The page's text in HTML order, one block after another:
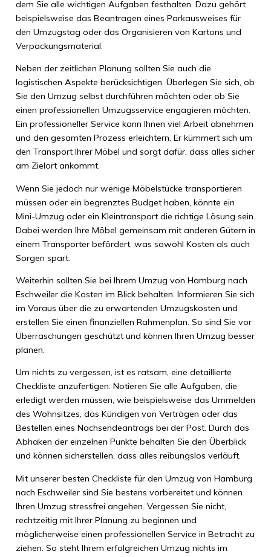
dem Sie alle wichtigen Aufgaben festhalten. Dazu gehört
beispielsweise das Beantragen eines Parkausweises für
den Umzugstag oder das Organisieren von Kartons und
Verpackungsmaterial.
Neben der zeitlichen Planung sollten Sie auch die
logistischen Aspekte berücksichtigen. Überlegen Sie sich, ob
Sie den Umzug selbst durchführen möchten oder ob Sie
einen professionellen Umzugsservice engagieren möchten.
Ein professioneller Service kann Ihnen viel Arbeit abnehmen
und den gesamten Prozess erleichtern. Er kümmert sich um
den Transport Ihrer Möbel und sorgt dafür, dass alles sicher
am Zielort ankommt.
Wenn Sie jedoch nur wenige Möbelstücke transportieren
müssen oder ein begrenztes Budget haben, könnte ein
Mini-Umzug oder ein Kleintransport die richtige Lösung sein.
Dabei werden Ihre Möbel gemeinsam mit anderen Gütern in
einem Transporter befördert, was sowohl Kosten als auch
Sorgen spart.
Weiterhin sollten Sie bei Ihrem Umzug von Hamburg nach
Eschweiler die Kosten im Blick behalten. Informieren Sie sich
im Voraus über die zu erwartenden Umzugskosten und
erstellen Sie einen finanziellen Rahmenplan. So sind Sie vor
Überraschungen geschützt und können Ihren Umzug besser
planen.
Um nichts zu vergessen, ist es ratsam, eine detaillierte
Checkliste anzufertigen. Notieren Sie alle Aufgaben, die
erledigt werden müssen, wie beispielsweise das Ummelden
des Wohnsitzes, das Kündigen von Verträgen oder das
Bestellen eines Nachsendeantrags bei der Post. Durch das
Abhaken der einzelnen Punkte behalten Sie den Überblick
und können sicherstellen, dass alles reibungslos verläuft.
Mit unserer besten Checkliste für den Umzug von Hamburg
nach Eschweiler sind Sie bestens vorbereitet und können
Ihren Umzug stressfrei angehen. Vergessen Sie nicht,
rechtzeitig mit Ihrer Planung zu beginnen und
möglicherweise einen professionellen Service in Betracht zu
ziehen. So steht Ihrem erfolgreichen Umzug nichts im